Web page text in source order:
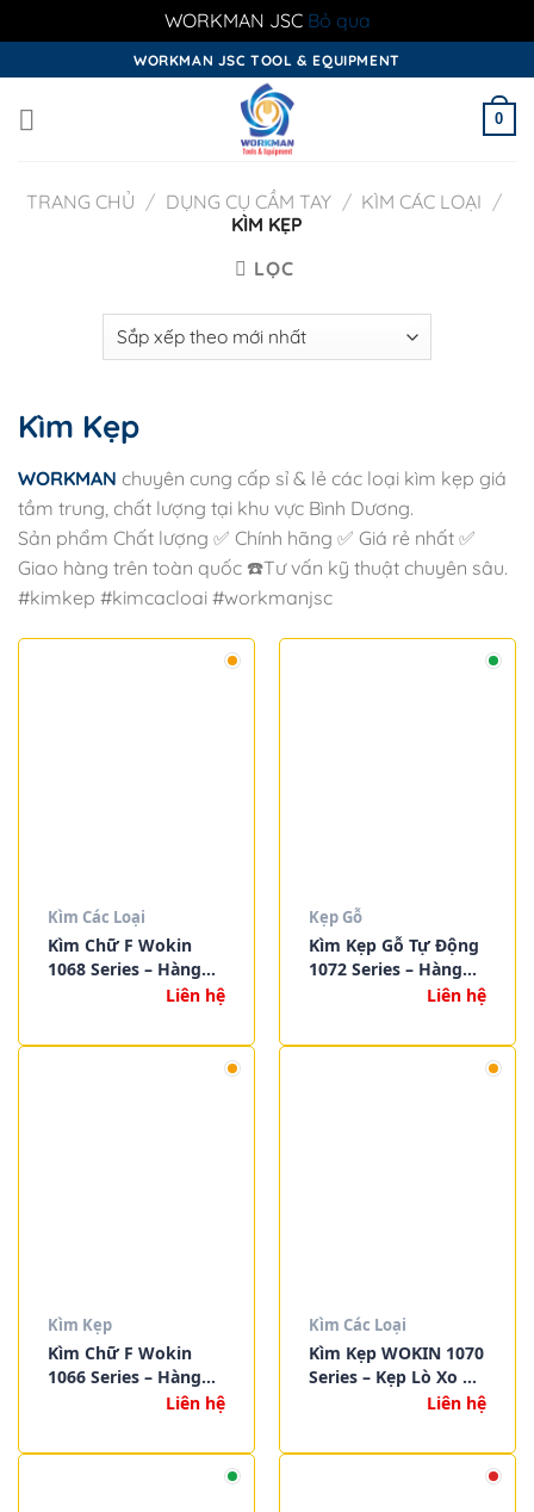
WORKMAN JSC Bỏ qua
to
content
WORKMAN JSC TOOL & EQUIPMENT
0
TRANG CHỦ / DỤNG CỤ CẦM TAY / KÌM CÁC LOẠI /
KÌM KẸP
LỌC
Kìm Kẹp
WORKMAN chuyên cung cấp sỉ & lẻ các loại kìm kẹp giá
tầm trung, chất lượng tại khu vực Bình Dương.
Sản phẩm Chất lượng ✅ Chính hãng ✅ Giá rẻ nhất ✅
Giao hàng trên toàn quốc ☎️Tư vấn kỹ thuật chuyên sâu.
#kimkep #kimcacloai #workmanjsc
Kìm Các Loại
Kìm Chữ F Wokin
1068 Series – Hàng
Nhập Khẩu Chính
Giá Tốt
Liên hệ
Kẹp Gỗ
Kìm Kẹp Gỗ Tự Động
1072 Series – Hàng
Nhập Khẩu Chính
Giá Tốt
Liên hệ
Kìm Kẹp
Kìm Chữ F Wokin
1066 Series – Hàng
Nhập Khẩu Chính
Trội, Giá Tốt
Liên hệ
Kìm Các Loại
Kìm Kẹp WOKIN 1070
Series – Kẹp Lò Xo Đa
Năng Siêu Chắc |Liên hệ